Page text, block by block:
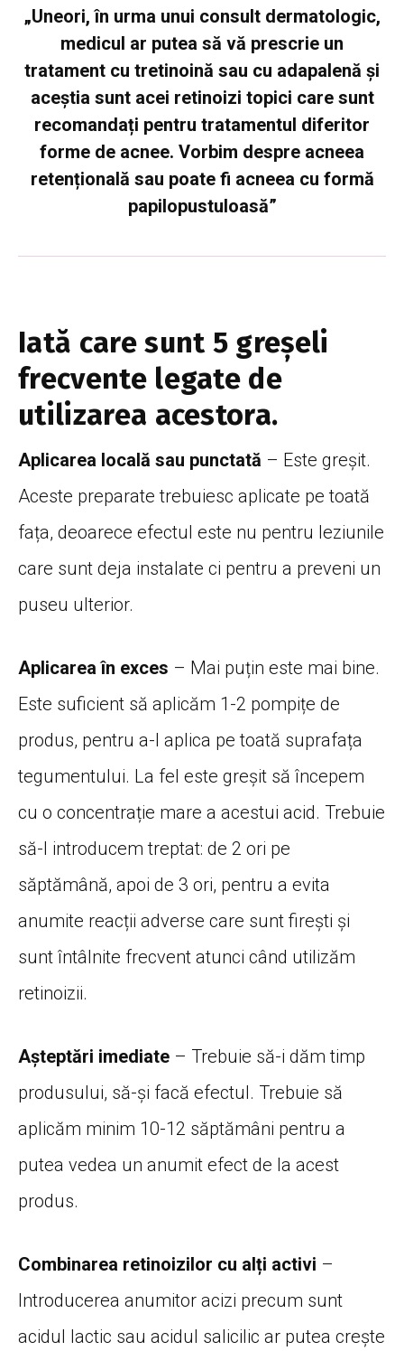
„Uneori, în urma unui consult dermatologic,
medicul ar putea să vă prescrie un
tratament cu tretinoină sau cu adapalenă și
aceștia sunt acei retinoizi topici care sunt
recomandați pentru tratamentul diferitor
forme de acnee. Vorbim despre acneea
retențională sau poate fi acneea cu formă
papilopustuloasă”
Iată care sunt 5 greșeli
frecvente legate de
utilizarea acestora.
Aplicarea locală sau punctată – Este greșit.
Aceste preparate trebuiesc aplicate pe toată
fața, deoarece efectul este nu pentru leziunile
care sunt deja instalate ci pentru a preveni un
puseu ulterior.
Aplicarea în exces – Mai puțin este mai bine.
Este suficient să aplicăm 1-2 pompițe de
produs, pentru a-l aplica pe toată suprafața
tegumentului. La fel este greșit să începem
cu o concentrație mare a acestui acid. Trebuie
să-l introducem treptat: de 2 ori pe
săptămână, apoi de 3 ori, pentru a evita
anumite reacții adverse care sunt firești și
sunt întâlnite frecvent atunci când utilizăm
retinoizii.
Așteptări imediate – Trebuie să-i dăm timp
produsului, să-și facă efectul. Trebuie să
aplicăm minim 10-12 săptămâni pentru a
putea vedea un anumit efect de la acest
produs.
Combinarea retinoizilor cu alți activi –
Introducerea anumitor acizi precum sunt
acidul lactic sau acidul salicilic ar putea crește